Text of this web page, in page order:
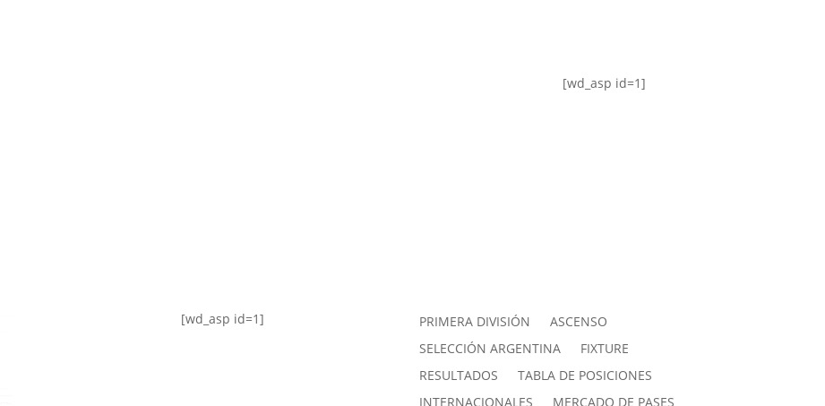
[wd_asp id=1]
[wd_asp id=1] PRIMERA DIVISIÓN
ASCENSO
SELECCIÓN ARGENTINA
FIXTURE
RESULTADOS
TABLA DE POSICIONES
INTERNACIONALES
MERCADO DE PASES